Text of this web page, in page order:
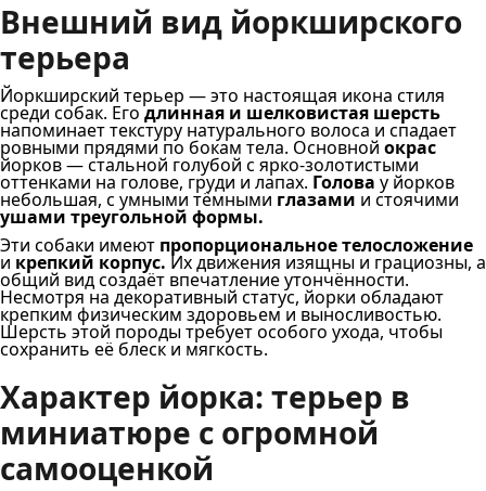
Внешний вид йоркширского
терьера
Йоркширский терьер — это настоящая икона стиля
среди собак. Егодлинная и шелковистая шерсть
напоминает текстуру натурального волоса и спадает
ровными прядями по бокам тела. Основной окрас
йорков — стальной голубой с ярко-золотистыми
оттенками на голове, груди и лапах. Голова у йорков
небольшая, с умными тёмными глазами и стоячими
ушами треугольной формы.
Эти собаки имеют пропорциональное телосложение
и крепкий корпус. Их движения изящны и грациозны, а
общий вид создаёт впечатление утончённости.
Несмотря на декоративный статус, йорки обладают
крепким физическим здоровьем и выносливостью.
Шерсть этой породы требует особого ухода, чтобы
сохранить её блеск и мягкость.
Характер йорка: терьер в
миниатюре с огромной
самооценкой